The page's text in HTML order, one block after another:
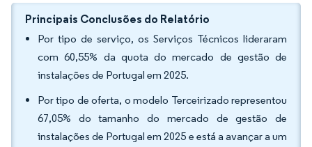
Principais Conclusões do Relatório
Por tipo de serviço, os Serviços Técnicos lideraram
com 60,55% da quota do mercado de gestão de
instalações de Portugal em 2025.
Por tipo de oferta, o modelo Terceirizado representou
67,05% do tamanho do mercado de gestão de
instalações de Portugal em 2025 e está a avançar a um